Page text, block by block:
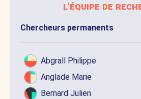
l'équipe de
Chercheurs permanents
Abgrall Philippe
Anglade Marie
Bernard Julien